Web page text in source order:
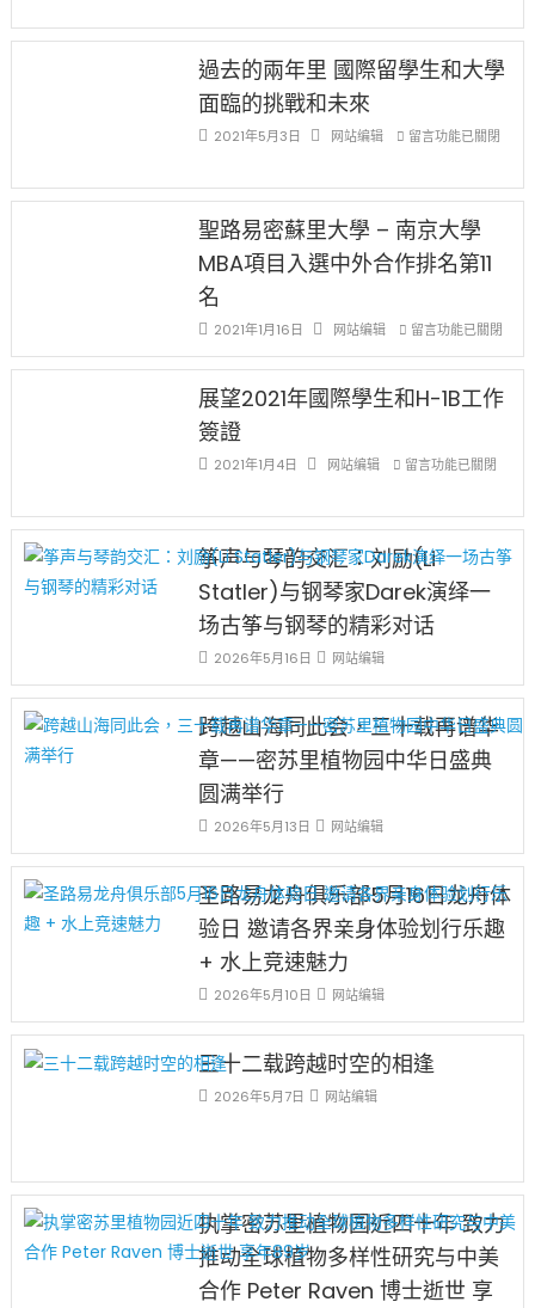
者
先
得〉
改
H-
1B
透
消〉
中
24
日
(周
哈
师
免
费
英
作
课!
办
错
可
中
過去的兩年里 國際留學生和大學
面臨的挑戰和未來
2021年5月3日 网站编辑
在
的
兩
年
里
留
學
和
面
的
戰
和
來〉
留言功能已關閉
聖路易密蘇里大學 – 南京大學
MBA項目入選中外合作排名第11
名
2021年1月16日 网站编辑
在
路
易
里
–
南
京
大
學
MBA
目
選
中
名
第
11
名〉
留言功能已關閉
展望2021年國際學生和H-1B工作
簽證
2021年1月4日 网站编辑
在
2021
年
國
際
學
生
H-
工
作
簽
留言功能已關閉
筝声与琴韵交汇：刘励(Li
Statler)与钢琴家Darek演绎一
场古筝与钢琴的精彩对话
2026年5月16日 网站编辑
跨越山海同此会，三十载再谱华
章——密苏里植物园中华日盛典
圆满举行
2026年5月13日 网站编辑
圣路易龙舟俱乐部5月16日龙舟体
验日 邀请各界亲身体验划行乐趣
+ 水上竞速魅力
2026年5月10日 网站编辑
三十二载跨越时空的相逢
2026年5月7日 网站编辑
执掌密苏里植物园近四十年 致力
推动全球植物多样性研究与中美
合作 Peter Raven 博士逝世 享